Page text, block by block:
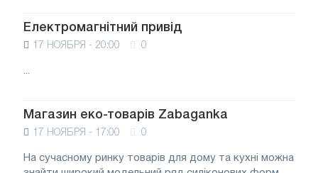
Електромагнітний привід
17 НОЯБРЯ - 20:00 0
...
Магазин еко-товарів Zabaganka
17 НОЯБРЯ - 17:00 0
На сучасному ринку товарів для дому та кухні можна